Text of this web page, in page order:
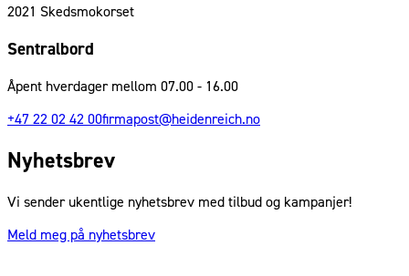
2021 Skedsmokorset
Sentralbord
Åpent hverdager mellom 07.00 - 16.00
+47 22 02 42 00firmapost@heidenreich.no
Nyhetsbrev
Vi sender ukentlige nyhetsbrev med tilbud og kampanjer!
Meld meg på nyhetsbrev